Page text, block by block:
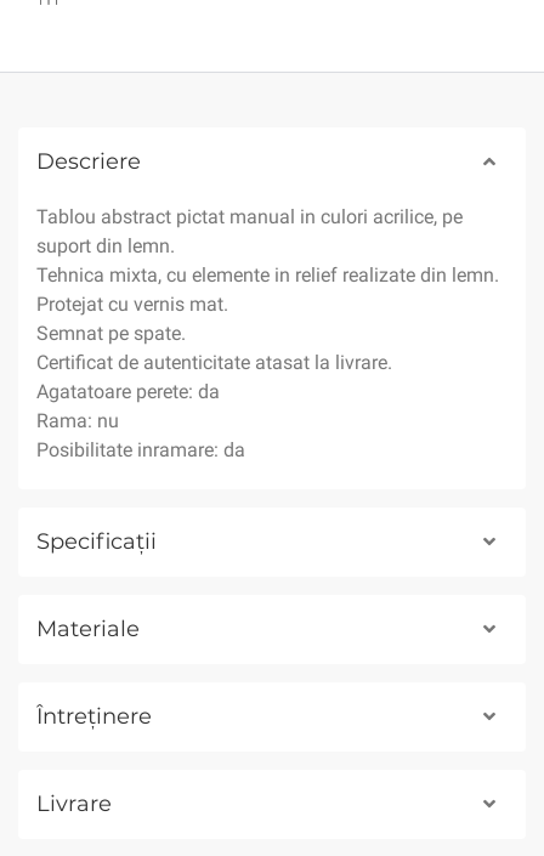
Descriere
Tablou abstract pictat manual in culori acrilice, pe
suport din lemn.
Tehnica mixta, cu elemente in relief realizate din lemn.
Protejat cu vernis mat.
Semnat pe spate.
Certificat de autenticitate atasat la livrare.
Agatatoare perete: da
Rama: nu
Posibilitate inramare: da
Specificații
Materiale
Întreținere
Livrare